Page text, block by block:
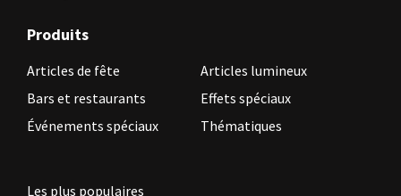
Produits
Articles de fête
Articles lumineux
Bars et restaurants
Effets spéciaux
Événements spéciaux
Thématiques
Les plus populaires